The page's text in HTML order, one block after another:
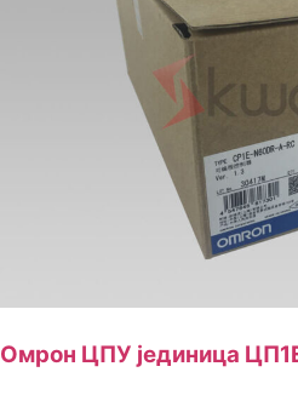
Омрон ЦПУ јединица